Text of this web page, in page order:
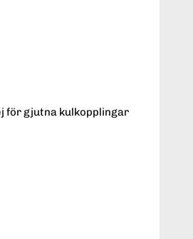
för gjutna kulkopplingar